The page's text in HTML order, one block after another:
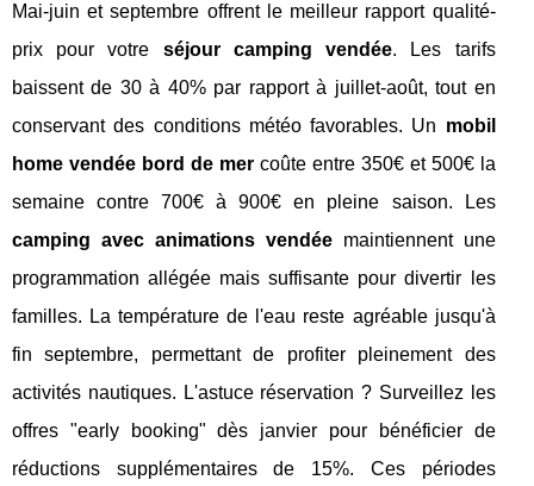
Mai-juin et septembre offrent le meilleur rapport qualité-
prix pour votre séjour camping vendée. Les tarifs
baissent de 30 à 40% par rapport à juillet-août, tout en
conservant des conditions météo favorables. Un mobil
home vendée bord de mercoûte entre 350€ et 500€ la
semaine contre 700€ à 900€ en pleine saison. Les
camping avec animations vendéemaintiennent une
programmation allégée mais suffisante pour divertir les
familles. La température de l'eau reste agréable jusqu'à
fin septembre, permettant de profiter pleinement des
activités nautiques. L'astuce réservation ? Surveillez les
offres "early booking" dès janvier pour bénéficier de
réductions supplémentaires de 15%. Ces périodes